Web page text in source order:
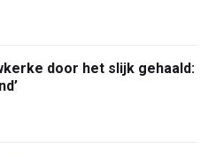
door het slijk gehaald: